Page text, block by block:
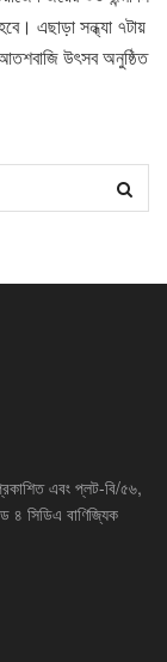
এছাড়া সন্ধ্যা ৭টায়
আতশবাজি উৎসব অনুষ্ঠিত
এবং প্লট-বি/৫৬,
৪ সিডিএ বাণিজ্যিক